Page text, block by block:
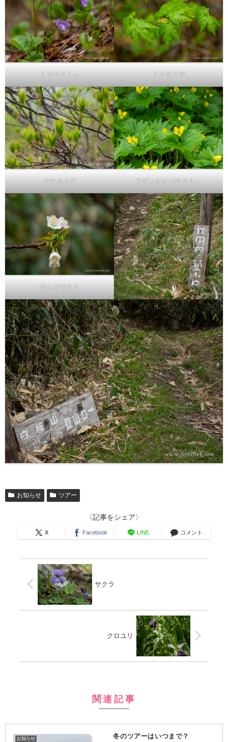
ミヤマスミレ ミネカエデ
ナナカマド フギレオオバキスミレ
チシマザクラ
お知らせ ツアー
〈記事をシェア〉
X Facebook LINE コメント
サクラ
クロユリ
関連記事
お知らせ 冬のツアーはいつまで？